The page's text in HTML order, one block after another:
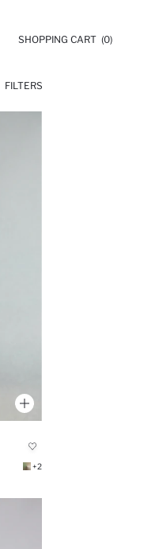
SHOPPING CART (0)
FILTERS
+2